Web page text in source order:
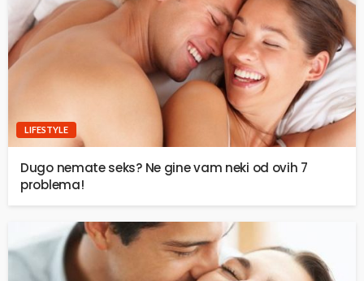
LIFESTYLE
Dugo nemate seks? Ne gine vam neki od ovih 7
problema!